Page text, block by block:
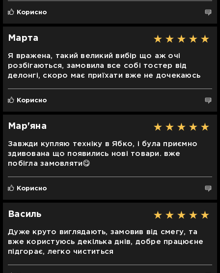
Корисно
Марта
Я вражена, такий великий вибір що аж очі
розбігаються, замовила все собі тостер від
делонгі, скоро має приїхати вже не дочекаюсь
Корисно
Мар'яна
Завжди купляю техніку в Ябко, і була приємно
здивована що появились нові товари. вже
побігла замовляти😋
Корисно
Василь
Дуже круто виглядають, замовив від смегу, та
вже користуюсь декілька днів, добре працюєне
підгорає, легко чиститься